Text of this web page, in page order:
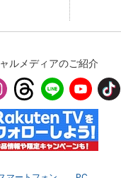
ルメディアのご紹介